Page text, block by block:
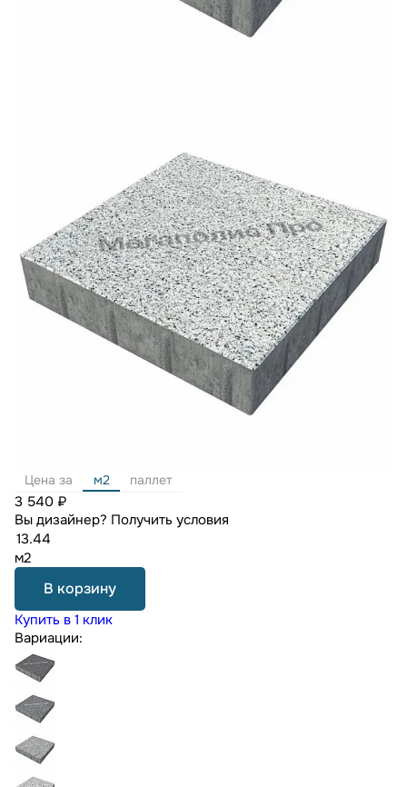
Цена за м2 паллет
3 540 ₽
Вы дизайнер? Получить условия
м2
В корзину
Купить в 1 клик
Вариации: